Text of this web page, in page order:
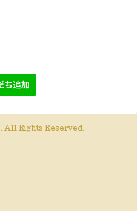
. All Rights Reserved.